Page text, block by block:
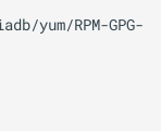
yum/RPM-GPG-